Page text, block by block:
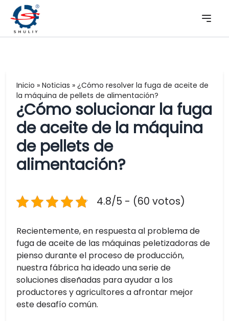
Inicio » Noticias » ¿Cómo resolver la fuga de aceite de
la máquina de pellets de alimentación?
¿Cómo solucionar la fuga
de aceite de la máquina
de pellets de
alimentación?
4.8/5 - (60 votos)
Recientemente, en respuesta al problema de
fuga de aceite de las máquinas peletizadoras de
pienso durante el proceso de producción,
nuestra fábrica ha ideado una serie de
soluciones diseñadas para ayudar a los
productores y agricultores a afrontar mejor
este desafío común.